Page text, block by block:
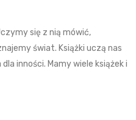
się z nią mówić,
świat. Książki uczą nas
inności. Mamy wiele książek i